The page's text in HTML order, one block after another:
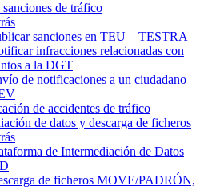
de tráfico
sanciones en TEU – TESTRA
infracciones relacionadas con
a la DGT
de notificaciones a un ciudadano –
de accidentes de tráfico
de datos y descarga de ficheros
de Intermediación de Datos
de ficheros MOVE/PADRÓN,